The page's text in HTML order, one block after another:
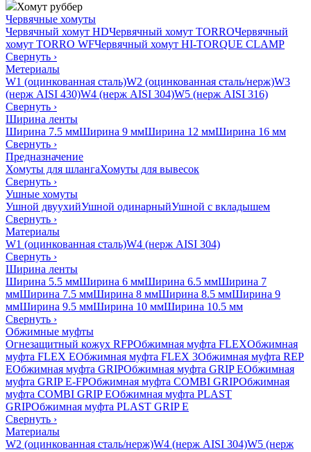
Хомут руббер
Червячные хомуты
Червячный хомут HDЧервячный хомут TORROЧервячный
хомут TORRO WFЧервячный хомут HI-TORQUE CLAMP
Свернуть ›
Метериалы
W1 (оцинкованная сталь)W2 (оцинкованная сталь/нерж)W3
(нерж AISI 430)W4 (нерж AISI 304)W5 (нерж AISI 316)
Свернуть ›
Ширина ленты
Ширина 7.5 ммШирина 9 ммШирина 12 ммШирина 16 мм
Свернуть ›
Предназначение
Хомуты для шлангаХомуты для вывесок
Свернуть ›
Ушные хомуты
Ушной двуухийУшной одинарныйУшной с вкладышем
Свернуть ›
Материалы
W1 (оцинкованная сталь)W4 (нерж AISI 304)
Свернуть ›
Ширина ленты
Ширина 5.5 ммШирина 6 ммШирина 6.5 ммШирина 7
ммШирина 7.5 ммШирина 8 ммШирина 8.5 ммШирина 9
ммШирина 9.5 ммШирина 10 ммШирина 10.5 мм
Свернуть ›
Обжимные муфты
Огнезащитный кожух RFPОбжимная муфта FLEXОбжимная
муфта FLEX EОбжимная муфта FLEX 3Обжимная муфта REP
EОбжимная муфта GRIPОбжимная муфта GRIP EОбжимная
муфта GRIP E-FPОбжимная муфта COMBI GRIPОбжимная
муфта COMBI GRIP EОбжимная муфта PLAST
GRIPОбжимная муфта PLAST GRIP E
Свернуть ›
Материалы
W2 (оцинкованная сталь/нерж)W4 (нерж AISI 304)W5 (нерж